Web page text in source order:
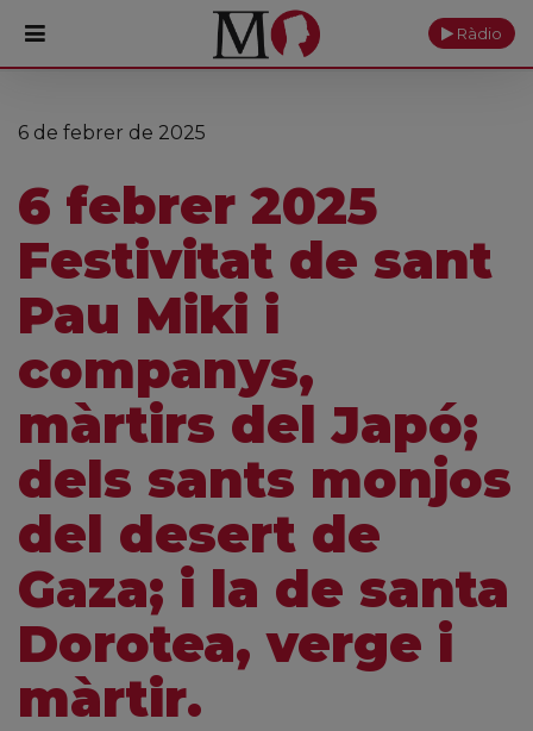
PORTADA
Monestir
Visita'ns
Ofrenes
Reserves
Ràdio
6 de febrer de 2025
6 febrer 2025
Festivitat de sant
Pau Miki i
companys,
màrtirs del Japó;
dels sants monjos
del desert de
Gaza; i la de santa
Dorotea, verge i
màrtir.